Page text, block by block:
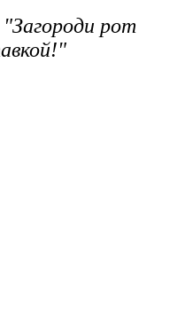
"Загороди рот